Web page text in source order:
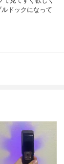
ドックになって